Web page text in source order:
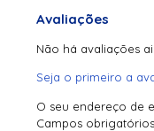
Avaliações
Não há avaliações
Seja o primeiro a
O seu endereço de
Campos